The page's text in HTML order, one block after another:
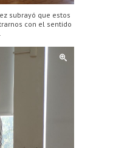
subrayó que estos
con el sentido